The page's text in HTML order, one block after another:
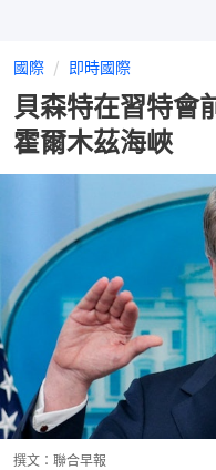
國際 即時國際
貝森特在習特會
霍爾木茲海峽
撰文： 聯合早報